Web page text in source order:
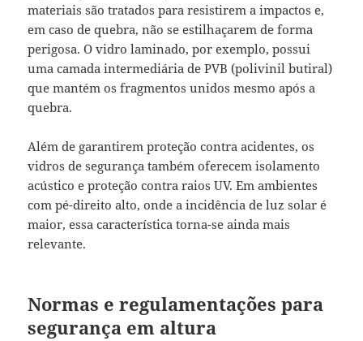
materiais são tratados para resistirem a impactos e,
em caso de quebra, não se estilhaçarem de forma
perigosa. O vidro laminado, por exemplo, possui
uma camada intermediária de PVB (polivinil butiral)
que mantém os fragmentos unidos mesmo após a
quebra.
Além de garantirem proteção contra acidentes, os
vidros de segurança também oferecem isolamento
acústico e proteção contra raios UV. Em ambientes
com pé-direito alto, onde a incidência de luz solar é
maior, essa característica torna-se ainda mais
relevante.
Normas e regulamentações para
segurança em altura